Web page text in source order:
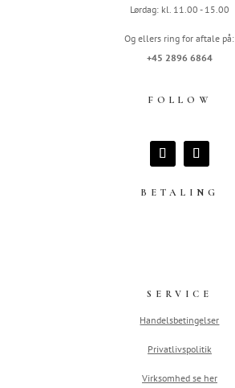
Lørdag: kl. 11.00 - 15.00
Og ellers ring for aftale på:
+45 2896 6864
FOLLOW
BETALING
SERVICE
Handelsbetingelser
Privatlivspolitik
Virksomhed se her